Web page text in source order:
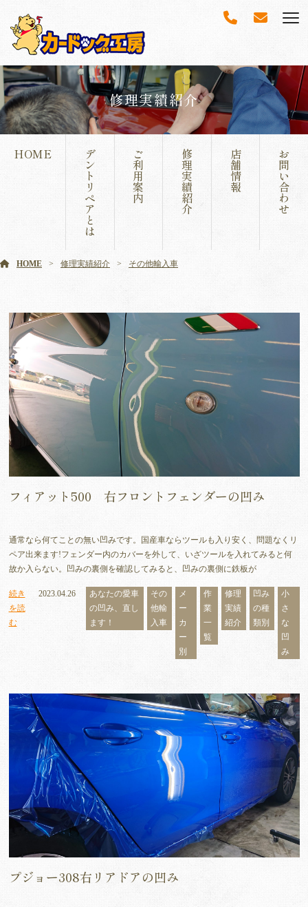
修理実績紹介
HOME デ
ン
ト
リ
ペ
ア
と
は
ご
利
用
案
内
修
理
実
績
紹
介
店
舗
情
報
お
問
い
合
わ
せ
HOME 修理実績紹介 その他輸入車
フィアット500 右フロントフェンダーの凹み
通常なら何てことの無い凹みです。国産車ならツールも入り安く、問題なくリ
ペア出来ます!フェンダー内のカバーを外して、いざツールを入れてみると何
故か入らない。凹みの裏側を確認してみると、凹みの裏側に鉄板が
続き
を読
む
2023.04.26
あなたの愛車
の凹み、直し
ます！
その
他輸
入車
メ
ー
カ
ー
別
作
業
一
覧
修理
実績
紹介
凹み
の種
類別
小
さ
な
凹
み
プジョー308右リアドアの凹み